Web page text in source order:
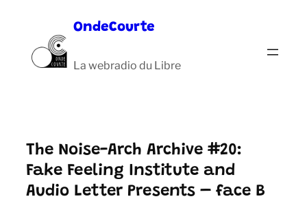
contenu
OndeCourte
La webradio du Libre
The Noise-Arch Archive #20:
Fake Feeling Institute and
Audio Letter Presents – face B